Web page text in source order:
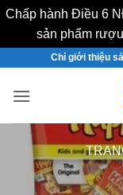
Chấp hành Điều 6
sản phẩm
nội
Chỉ giới thiệu